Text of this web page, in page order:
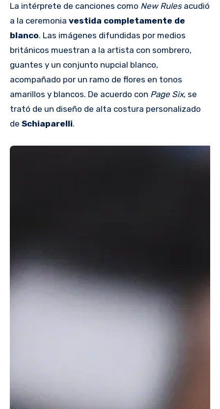
La intérprete de canciones como New Rulesacudió
a la ceremonia vestida completamente de
blanco. Las imágenes difundidas por medios
británicos muestran a la artista con sombrero,
guantes y un conjunto nupcial blanco,
acompañado por un ramo de flores en tonos
amarillos y blancos. De acuerdo con Page Six, se
trató de un diseño de alta costura personalizado
de Schiaparelli.